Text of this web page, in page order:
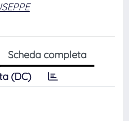
Scheda completa
(DC)